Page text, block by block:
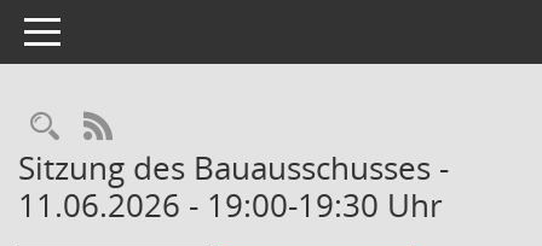
Toggle navigation
Rechercheauswahl
RSS-Feed
Sitzung des Bauausschusses -
11.06.2026 - 19:00-19:30 Uhr